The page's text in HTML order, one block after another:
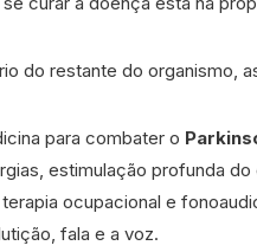
do restante do organismo,
para combater o
estimulação profunda
ocupacional e
fala e a voz.